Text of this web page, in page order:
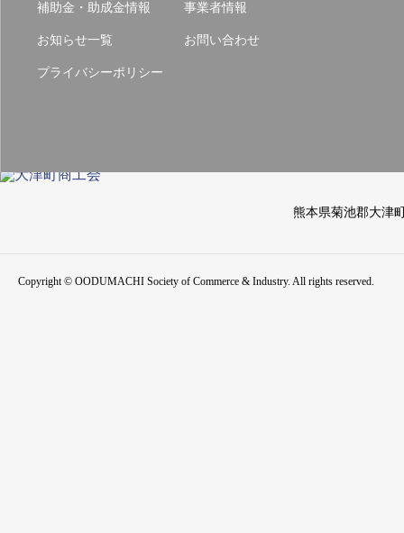
補助金・助成金情報 事業者情報
お知らせ一覧 お問い合わせ
プライバシーポリシー
熊本県菊池郡大津
Copyright © OODUMACHI Society of Commerce & Industry. All rights reserved.